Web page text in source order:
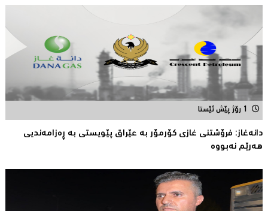
1 رۆژ پێش ئێستا
دانەغاز: فرۆشتنی غازی كۆرمۆر بە عێراق پێویستی بە ڕەزامەندیی
هەرێم نەبووە